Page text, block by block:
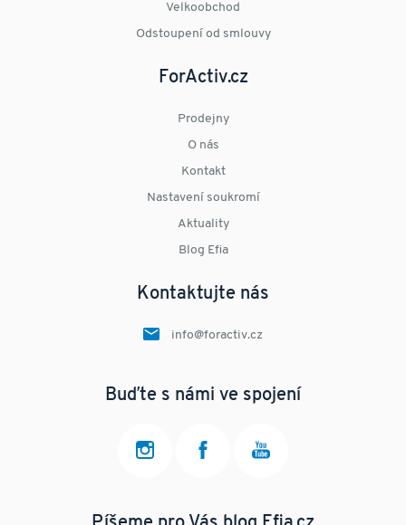
Velkoobchod
Odstoupení od smlouvy
ForActiv.cz
Prodejny
O nás
Kontakt
Nastavení soukromí
Aktuality
Blog Efia
Kontaktujte nás
info@foractiv.cz
Buďte s námi ve spojení